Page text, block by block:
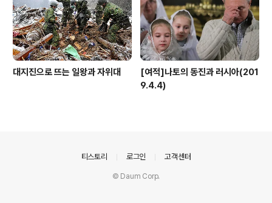
대지진으로 뜨는 일왕과 자위대
[여적]나토의 동진과 러시아(201
9.4.4)
티스토리 로그인 고객센터
© Daum Corp.